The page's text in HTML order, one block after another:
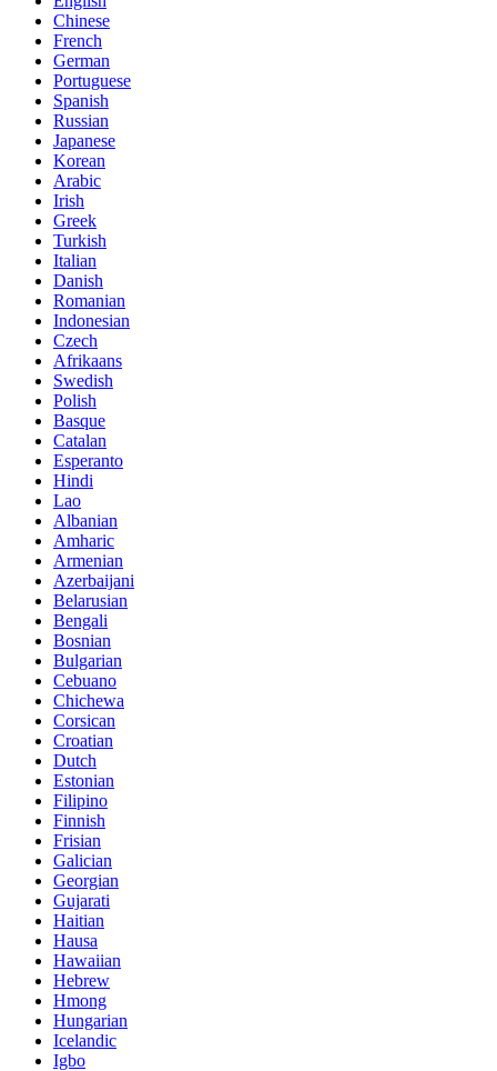
Chinese
French
German
Portuguese
Spanish
Russian
Japanese
Korean
Arabic
Irish
Greek
Turkish
Italian
Danish
Romanian
Indonesian
Czech
Afrikaans
Swedish
Polish
Basque
Catalan
Esperanto
Hindi
Lao
Albanian
Amharic
Armenian
Azerbaijani
Belarusian
Bengali
Bosnian
Bulgarian
Cebuano
Chichewa
Corsican
Croatian
Dutch
Estonian
Filipino
Finnish
Frisian
Galician
Georgian
Gujarati
Haitian
Hausa
Hawaiian
Hebrew
Hmong
Hungarian
Icelandic
Igbo